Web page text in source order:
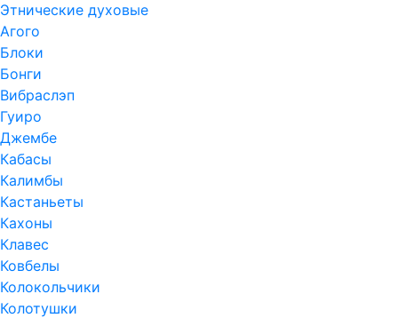
Этнические духовые
Агого
Блоки
Бонги
Вибраслэп
Гуиро
Джембе
Кабасы
Калимбы
Кастаньеты
Кахоны
Клавес
Ковбелы
Колокольчики
Колотушки